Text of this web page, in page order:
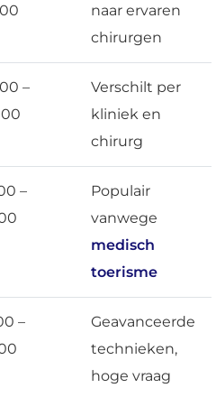
naar ervaren
chirurgen
–
Verschilt per
kliniek en
chirurg
–
Populair
vanwege
medisch
toerisme
–
Geavanceerde
technieken,
hoge vraag